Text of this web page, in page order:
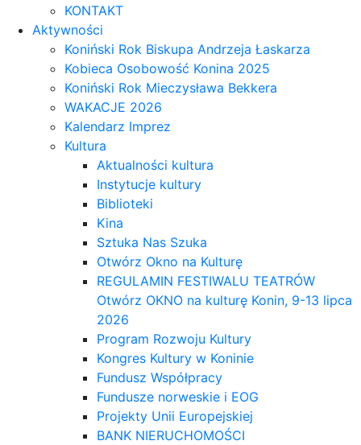
KONTAKT
Aktywności
Koniński Rok Biskupa Andrzeja Łaskarza
Kobieca Osobowość Konina 2025
Koniński Rok Mieczysława Bekkera
WAKACJE 2026
Kalendarz Imprez
Kultura
Aktualności kultura
Instytucje kultury
Biblioteki
Kina
Sztuka Nas Szuka
Otwórz Okno na Kulturę
REGULAMIN FESTIWALU TEATRÓW
Otwórz OKNO na kulturę Konin, 9-13 lipca
2026
Program Rozwoju Kultury
Kongres Kultury w Koninie
Fundusz Współpracy
Fundusze norweskie i EOG
Projekty Unii Europejskiej
BANK NIERUCHOMOŚCI